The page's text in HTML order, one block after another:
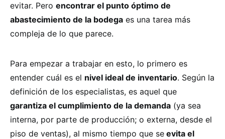
evitar. Pero encontrar el punto óptimo de
abastecimiento de la bodega es una tarea más
compleja de lo que parece.
Para empezar a trabajar en esto, lo primero es
entender cuál es el nivel ideal de inventario. Según la
definición de los especialistas, es aquel que
garantiza el cumplimiento de la demanda (ya sea
interna, por parte de producción; o externa, desde el
piso de ventas), al mismo tiempo que se evita el